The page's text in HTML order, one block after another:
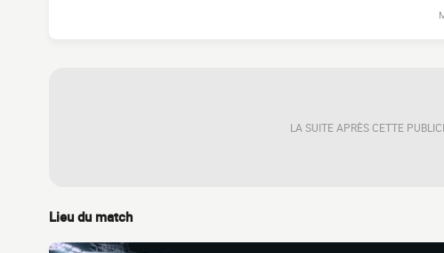
LA SUITE APRÈS CETTE
Lieu du match